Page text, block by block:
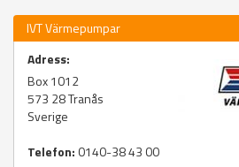
IVT Värmepumpar
Adress:
Box 1012
573 28Tranås
Sverige
Telefon: 0140-38 43 00